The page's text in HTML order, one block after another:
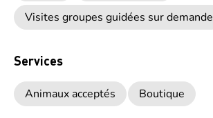
Visites groupes guidées sur demande
Services
Animaux acceptés Boutique